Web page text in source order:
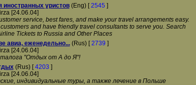
иностранных уристов(Eng) [2545 ]
irza [24.06.04]
service, best fares, and make your travel arrangements easy.
and have friendly travel consultants to serve you. Search
Tickets to Russia and Other Places
авиа, еженедельно...(Rus) [2739 ]
irza [24.06.04]
"Отдых от А до Я"!
(Rus) [4203 ]
irza [24.06.04]
индивидуальные туры, а также лечение в Польше